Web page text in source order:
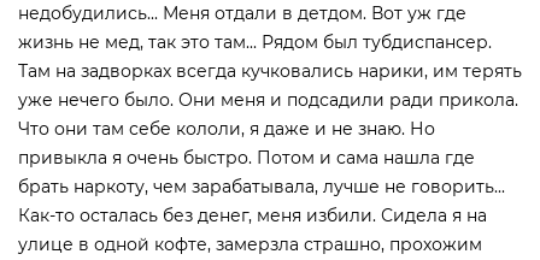
недобудились... Меня отдали в детдом. Вот уж где
жизнь не мед, так это там... Рядом был тубдиспансер.
Там на задворках всегда кучковались нарики, им терять
уже нечего было. Они меня и подсадили ради прикола.
Что они там себе кололи, я даже и не знаю. Но
привыкла я очень быстро. Потом и сама нашла где
брать наркоту, чем зарабатывала, лучше не говорить...
Как-то осталась без денег, меня избили. Сидела я на
улице в одной кофте, замерзла страшно, прохожим